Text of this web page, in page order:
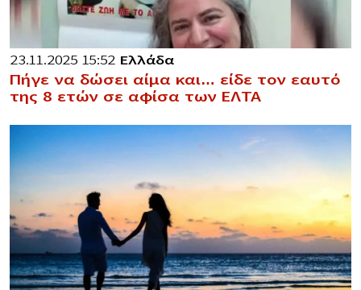
23.11.2025 15:52 Ελλάδα
Πήγε να δώσει αίμα και… είδε τον εαυτό
της 8 ετών σε αφίσα των ΕΛΤΑ